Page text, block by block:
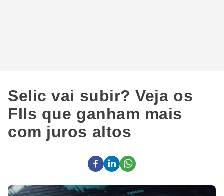
Selic vai subir? Veja os
FIIs que ganham mais
com juros altos